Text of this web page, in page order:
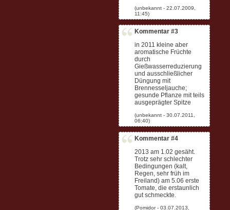
Kommentar #3
in 2011 kleine aber
aromatische Früchte
durch
Gießwasserreduzierung
und ausschließlicher
Düngung mit
Brennesseljauche;
gesunde Pflanze mit teils
ausgeprägter Spitze
Kommentar #4
2013 am 1.02 gesäht.
Trotz sehr schlechter
Bedingungen (kalt,
Regen, sehr früh im
Freiland) am 5.06 erste
Tomate, die erstaunlich
gut schmeckte.